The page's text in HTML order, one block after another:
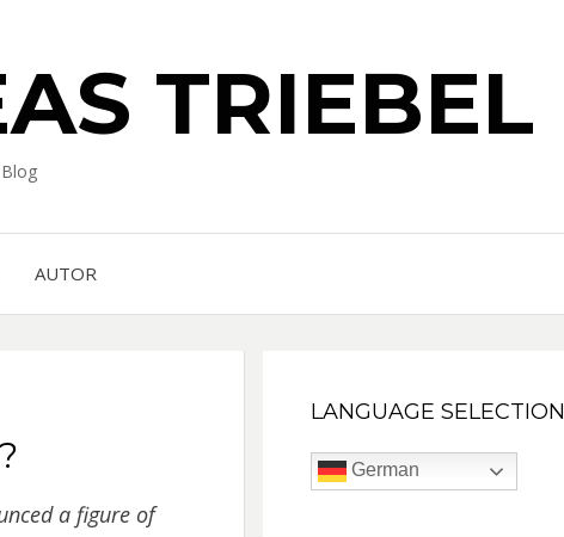
TRIEBEL
Blog
AUTOR
a figure of
LANGUAGE SELECTION
German